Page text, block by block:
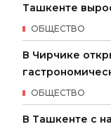
Ташкенте
ОБЩЕСТВО
В Чирчике
ОБЩЕСТВО
В Ташкенте с